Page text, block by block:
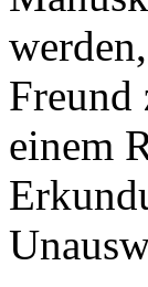
Freund
einem